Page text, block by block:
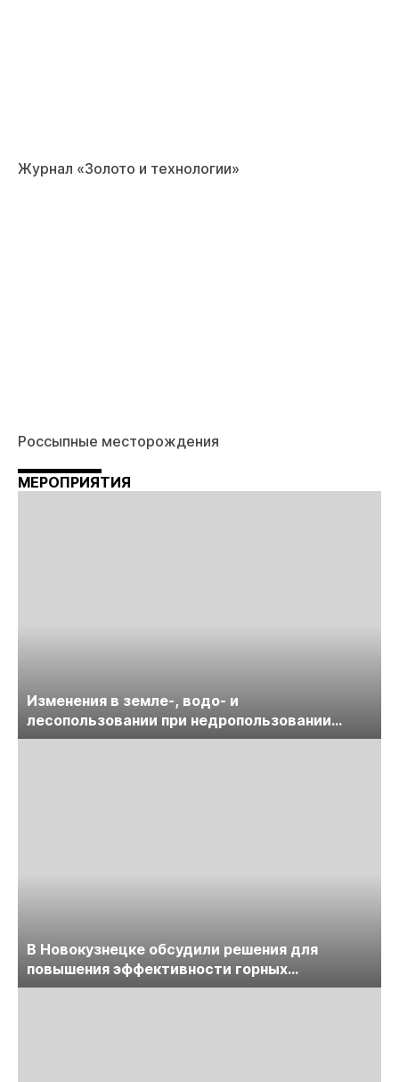
Журнал «Золото и технологии»
Россыпные месторождения
МЕРОПРИЯТИЯ
Изменения в земле-, водо- и
лесопользовании при недропользовании
обсудят на семинаре «ПравоТЭК»
В Новокузнецке обсудили решения для
повышения эффективности горных
предприятий